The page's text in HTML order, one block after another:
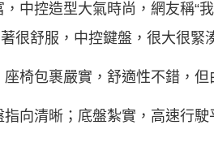
中控造型大氣時尚，網友稱“
很舒服，中控鍵盤，很大很緊
椅包裹嚴實，舒適性不錯，
向清晰；底盤紮實，高速行